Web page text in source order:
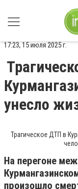
17:23, 15 июля 2025 г.
унесло
Трагическое ДТП в
На перегоне
произошло